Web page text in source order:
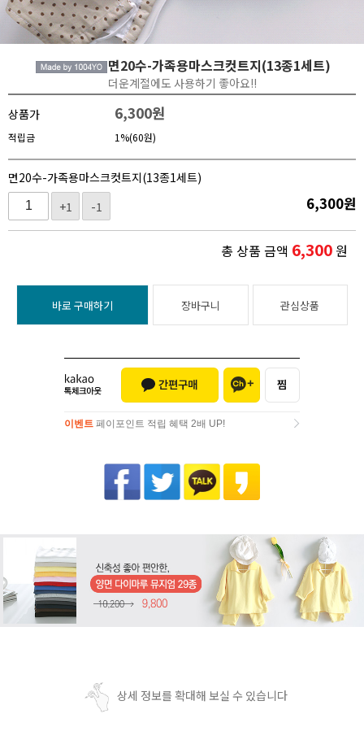
면20수-가족용마스크컷트지(13종1세트)
더운계절에도 사용하기 좋아요!!
상품가
6,300원
적립금 1%(60원)
면20수-가족용마스크컷트지(13종1세트)
+1
-1 6,300원
총 상품 금액 6,300원
바로 구매하기 장바구니 관심상품
이벤트 페이포인트 적립 혜택 2배 UP!
상세 정보를 확대해 보실 수 있습니다